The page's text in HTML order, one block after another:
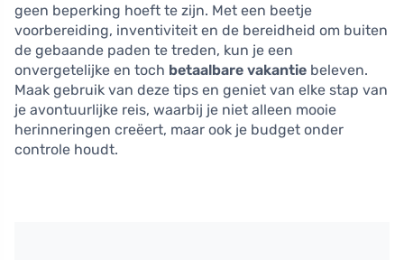
geen beperking hoeft te zijn. Met een beetje
voorbereiding, inventiviteit en de bereidheid om buiten
de gebaande paden te treden, kun je een
onvergetelijke en toch betaalbare vakantie beleven.
Maak gebruik van deze tips en geniet van elke stap van
je avontuurlijke reis, waarbij je niet alleen mooie
herinneringen creëert, maar ook je budget onder
controle houdt.